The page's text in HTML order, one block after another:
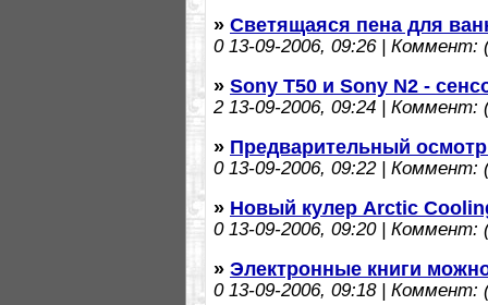
» Светящаяся пена для
013-09-2006, 09:26 | Коммент:
» Sony T50 и Sony N2 -
213-09-2006, 09:24 | Коммент:
» Предварительный
013-09-2006, 09:22 | Коммент:
» Новый кулер Arctic
013-09-2006, 09:20 | Коммент:
» Электронные книги
013-09-2006, 09:18 | Коммент: